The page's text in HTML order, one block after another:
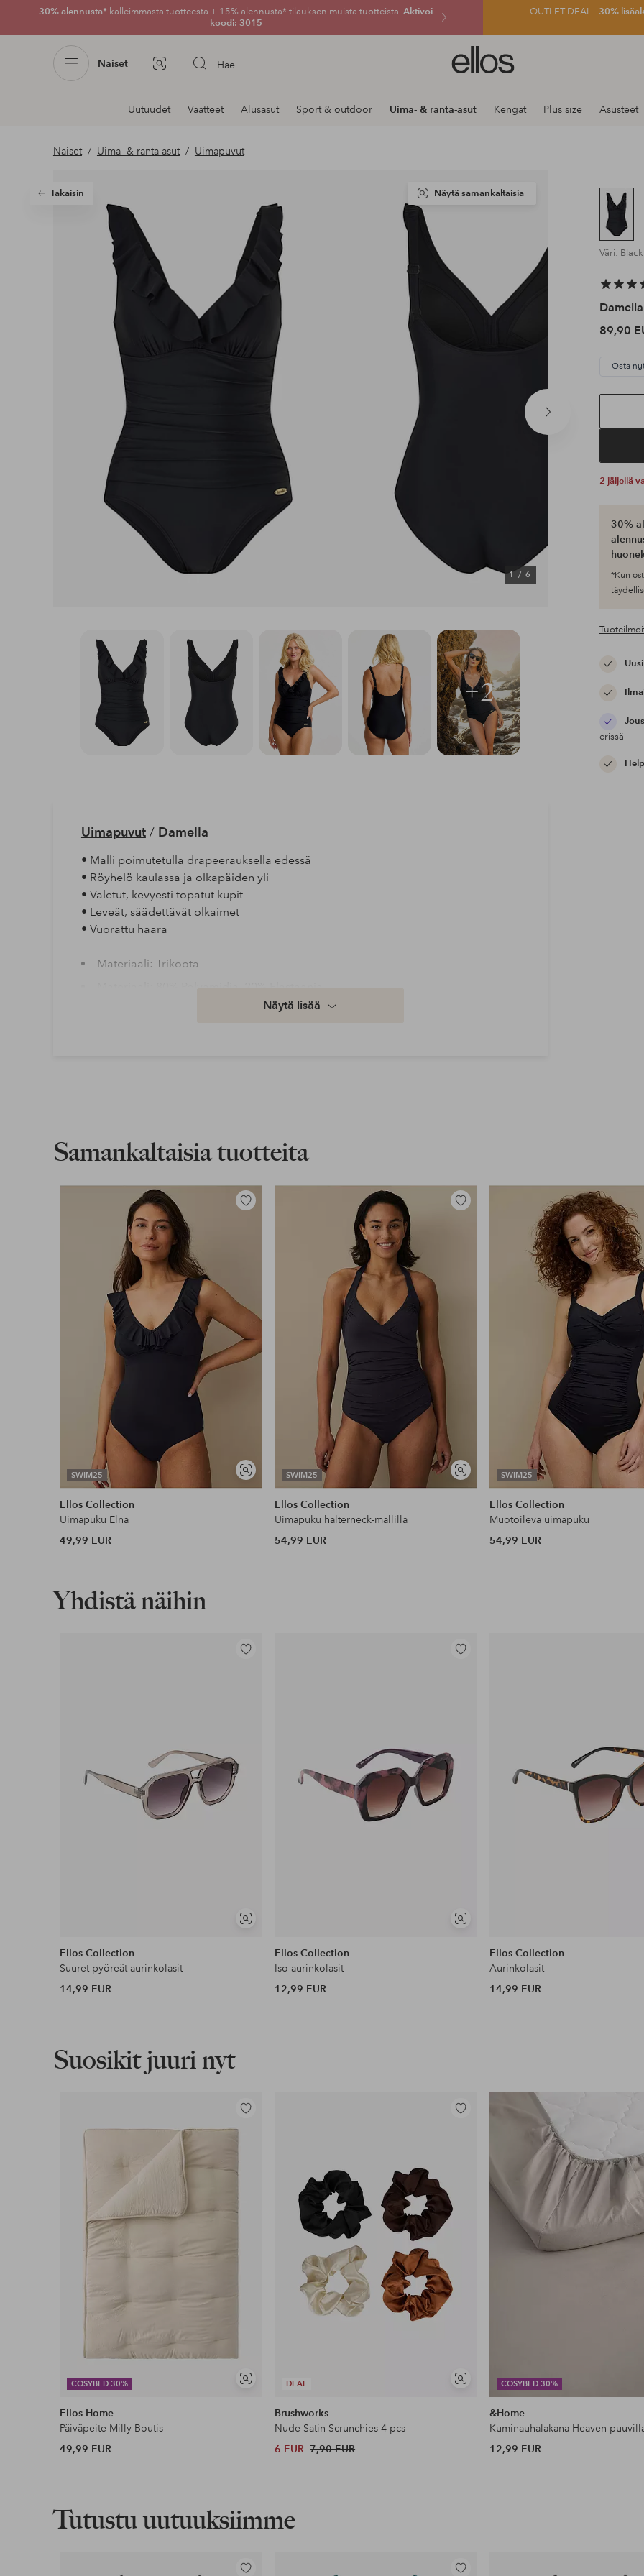
30% alennusta* kalleimmasta tuotteesta + 15% alennusta* tilauksen muista tuotteista. Aktivoi
koodi: 3015
OUTLET DEAL -30%
Naiset Kuvahaku Hae
Ellos-
logo
siirry
Navigointi
osastoilla
Uutuudet Vaatteet Alusasut Sport & outdoor Uima- & ranta-asut Kengät Plus size Asusteet
Naiset Uima- & ranta-asut Uimapuvut
Takaisin
Seuraava
tuote
1/ 6
Näytä samankaltaisia
Väri: Black
Damella
89,90
Osta
2 jäljellä
30%
*Kun
erissä
+2
Uimapuvut/ Damella
• Malli poimutetulla drapeerauksella edessä
• Röyhelö kaulassa ja olkapäiden yli
• Valetut, kevyesti topatut kupit
• Leveät, säädettävät olkaimet
• Vuorattu haara
Materiaali: Trikoota
Lasku & Tili
Edullisimmat maksutapamme
Lue lisää
Näytä lisää
Samankaltaisia tuotteita
SWIM25
Näytä
samankaltaisia
Lisää
Ellos Collection
Uimapuku Elna
49,99 EUR
SWIM25
Näytä
samankaltaisia
Lisää
Ellos Collection
Uimapuku halterneck-mallilla
54,99 EUR
SWIM25
Ellos Collection
Muotoileva uimapuku
54,99 EUR
Yhdistä näihin
Näytä
Lisää
Ellos Collection
Suuret pyöreät aurinkolasit
14,99 EUR
Näytä
Lisää
Ellos Collection
Iso aurinkolasit
12,99 EUR
Ellos Collection
Aurinkolasit
14,99 EUR
Suosikit juuri nyt
COSYBED 30%
Näytä
Lisää
suosikkeihin
Ellos Home
Päiväpeite Milly Boutis
49,99 EUR
DEAL
Näytä
samankaltaisia
Lisää
Brushworks
Nude Satin Scrunchies 4 pcs
6 EUR 7,90 EUR
COSYBED 30%
&Home
Kuminauhalakana Heaven
12,99 EUR
Tutustu uutuuksiimme